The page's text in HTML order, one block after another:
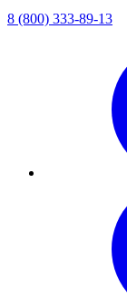
8 (800) 333-89-13